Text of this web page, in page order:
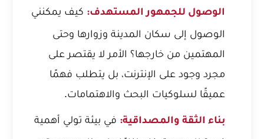
الوصول للجمهور المستهدف: كيف يمكنني
الوصول إلى سكان المدينة وزوارها وحتى
المهتمين من خارجها؟ الأمر لا يقتصر على
مجرد وجود على الإنترنت، بل يتطلب فهمًا
عميقًا لسلوكيات البحث والاهتمامات.
بناء الثقة والمصداقية: في بيئة تولي أهمية